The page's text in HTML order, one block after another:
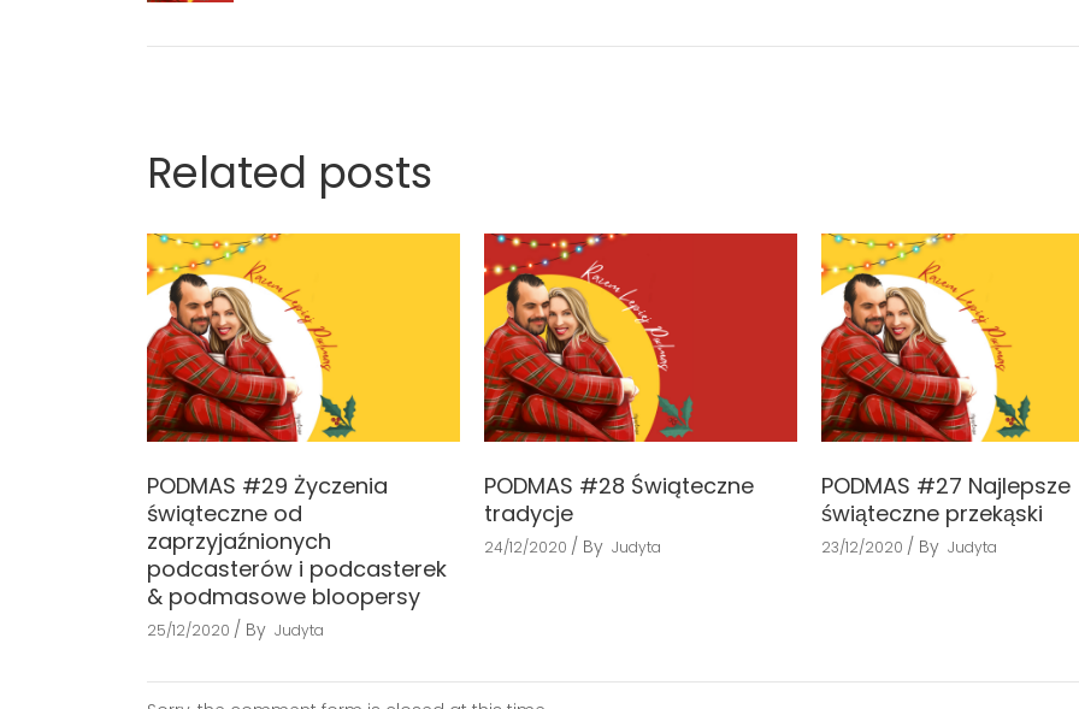
Related posts
PODMAS #29 Życzenia
świąteczne od
zaprzyjaźnionych
podcasterów i podcasterek
& podmasowe bloopersy
25/12/2020 By Judyta
PODMAS #28 Świąteczne
tradycje
24/12/2020 By Judyta
PODMAS #27 Najlepsze
świąteczne przekąski
23/12/2020 By Judyta